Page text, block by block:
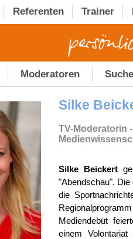
Referenten Trainer
Moderatoren Suche
Silke
TV-Moderatorin
Silke Beickert
"Abendschau".
die
Mediendebüt
einem